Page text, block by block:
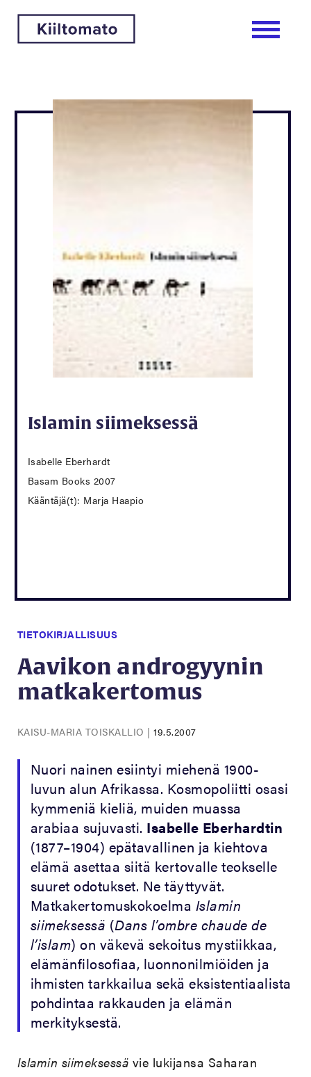
Islamin siimeksessä
Isabelle Eberhardt
Basam Books 2007
Kääntäjä(t): Marja Haapio
TIETOKIRJALLISUUS
Aavikon androgyynin
matkakertomus
KAISU-MARIA TOISKALLIO |19.5.2007
Nuori nainen esiintyi miehenä 1900-
luvun alun Afrikassa. Kosmopoliitti osasi
kymmeniä kieliä, muiden muassa
arabiaa sujuvasti. Isabelle Eberhardtin
(1877–1904) epätavallinen ja kiehtova
elämä asettaa siitä kertovalle teokselle
suuret odotukset. Ne täyttyvät.
Matkakertomuskokoelma Islamin
siimeksessä (Dans l’ombre chaude de
l’islam) on väkevä sekoitus mystiikkaa,
elämänfilosofiaa, luonnonilmiöiden ja
ihmisten tarkkailua sekä eksistentiaalista
pohdintaa rakkauden ja elämän
merkityksestä.
Islamin siimeksessä vie lukijansa Saharan